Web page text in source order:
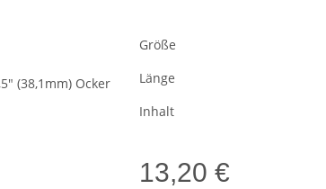
Größe
Länge
Inhalt
13,20 €